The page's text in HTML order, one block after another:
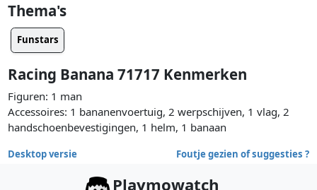
Thema's
Funstars
Racing Banana 71717 Kenmerken
Figuren: 1 man
Accessoires: 1 bananenvoertuig, 2 werpschijven, 1 vlag, 2
handschoenbevestigingen, 1 helm, 1 banaan
Desktop versie Foutje gezien of suggesties ?
Playmowatch